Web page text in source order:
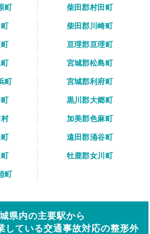
町
柴田郡村田町
柴田郡川崎町
亘理郡亘理町
宮城郡松島町
町
宮城郡利府町
黒川郡大郷町
加美郡色麻町
遠田郡涌谷町
牡鹿郡女川町
町
県内の主要駅から
している交通事故対応の整形外